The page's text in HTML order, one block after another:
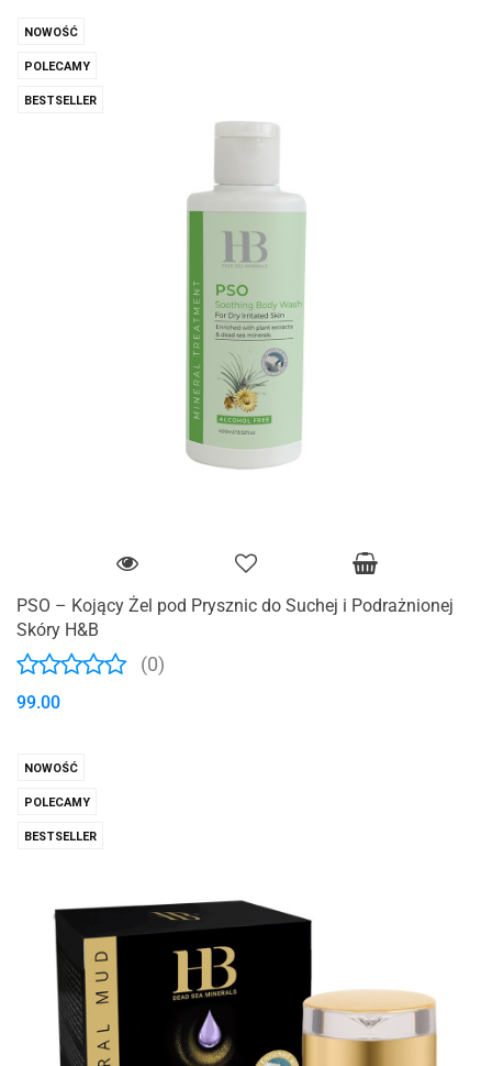
NOWOŚĆ
POLECAMY
BESTSELLER
PSO – Kojący Żel pod Prysznic do Suchej i Podrażnionej
Skóry H&B
(0)
99.00
NOWOŚĆ
POLECAMY
BESTSELLER